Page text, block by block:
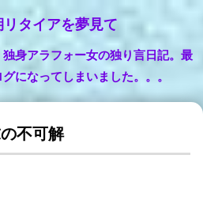
タイアを夢見て
身アラフォー女の独り言日記。最
になってしまいました。。。
不可解